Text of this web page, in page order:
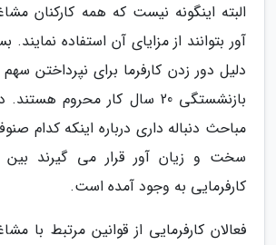
البته اینگونه نیست که همه کارکنان
آور بتوانند از مزایای آن استفاده نمایند.
بازنشستگی 20 سال کار محروم
مباحث دنباله داری درباره اینکه کدام
سخت و زیان آور قرار می گیرند بین
کارفرمایی به وجود آمده است.
فعالان کارفرمایی از قوانین مرتبط با